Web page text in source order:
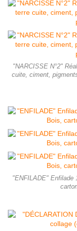
"NARCISSE N°2"
cuite, ciment,
"ENFILADE" Enfilade